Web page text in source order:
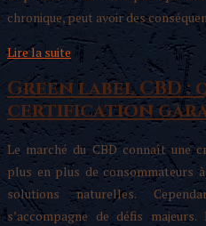
chronique, peut avoir des
Lire la suite
Green label CBD
certification
Le marché du CBD connaît une
plus en plus de consommateurs
solutions naturelles.
s’accompagne de défis majeurs.